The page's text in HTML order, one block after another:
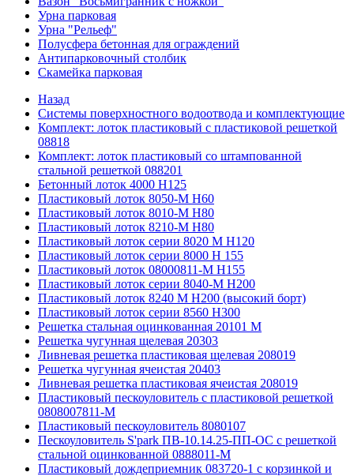
Урна парковая
Урна "Рельеф"
Полусфера бетонная для ограждений
Антипарковочный столбик
Скамейка парковая
Назад
Системы поверхностного водоотвода и комплектующие
Комплект: лоток пластиковый с пластиковой решеткой
08818
Комплект: лоток пластиковый со штампованной
стальной решеткой 088201
Бетонный лоток 4000 Н125
Пластиковый лоток 8050-М H60
Пластиковый лоток 8010-М H80
Пластиковый лоток 8210-М H80
Пластиковый лоток серии 8020 М H120
Пластиковый лоток серии 8000 Н 155
Пластиковый лоток 08000811-М H155
Пластиковый лоток серии 8040-М H200
Пластиковый лоток 8240 M H200 (высокий борт)
Пластиковый лоток серии 8560 Н300
Решетка стальная оцинкованная 20101 М
Решетка чугунная щелевая 20303
Ливневая решетка пластиковая щелевая 208019
Решетка чугунная ячеистая 20403
Ливневая решетка пластиковая ячеистая 208019
Пластиковый пескоуловитель с пластиковой решеткой
0808007811-М
Пластиковый пескоуловитель 8080107
Пескоуловитель S'park ПВ-10.14.25-ПП-ОС с решеткой
стальной оцинкованной 0888011-М
Пластиковый дождеприемник 083720-1 c корзинкой и